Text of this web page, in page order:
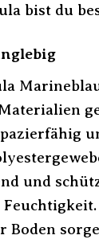
bist du
und
Boden